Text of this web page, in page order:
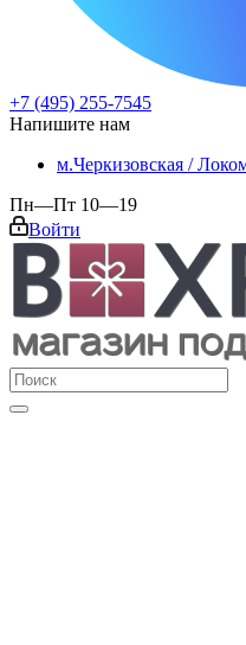
+7 (495) 255-7545
Напишите нам
м.Черкизовская /
Пн—Пт 10—19
Войти